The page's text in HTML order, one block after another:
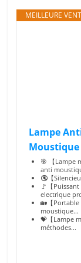
MEILLEURE
Lampe
🎯 【Lampe
anti
🔇【
🚩【
electrique
🏡【
moustique...
💝【Lampe
méthodes...